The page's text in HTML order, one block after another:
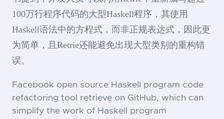
100万行程序代码的大型Haskell程序，其使用
Haskell语法中的方程式，而非正规表达式，因此更
为简单，且Retrie还能避免出现大型类别的重构错
误。
Facebook open source Haskell program code
refactoring tool retrieve on GitHub, which can
simplify the work of Haskell program